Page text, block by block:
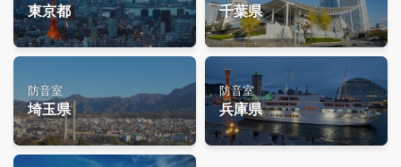
東京都 千葉県
防音室
埼玉県
防音室
兵庫県